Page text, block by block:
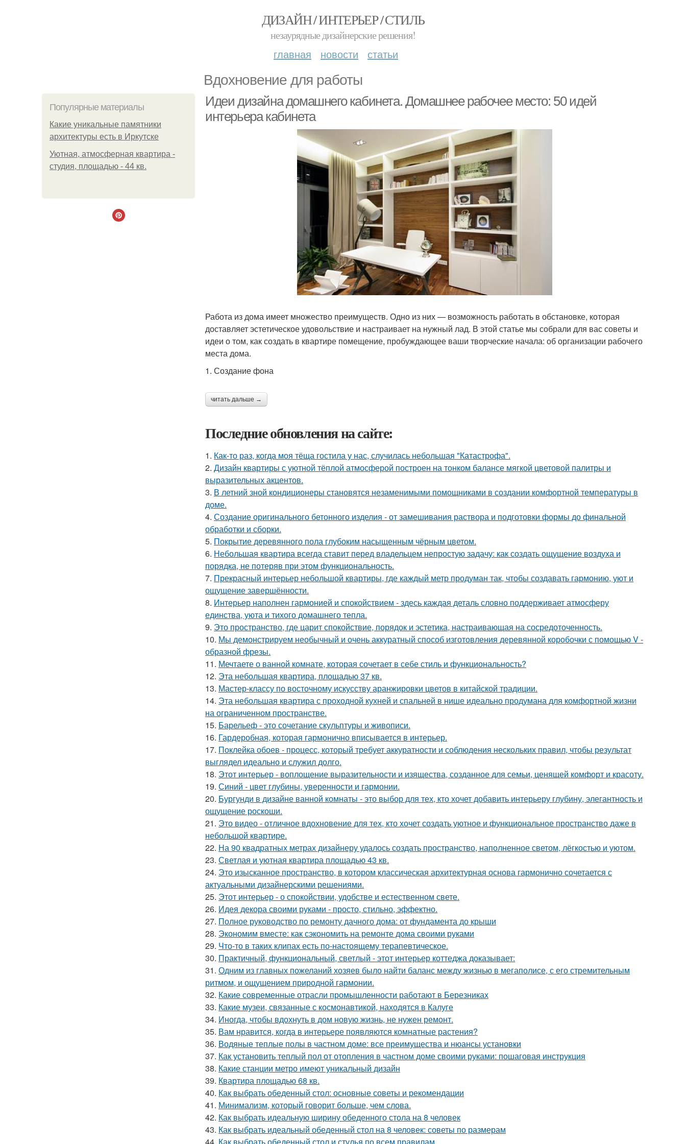
ДИЗАЙН / ИНТЕРЬЕР / СТИЛЬ
незаурядные дизайнерские решения!
главная новости статьи
Вдохновение для работы
Популярные материалы
Какие уникальные памятники
архитектуры есть в Иркутске
Уютная, атмосферная квартира -
студия, площадью - 44 кв.
Идеи дизайна домашнего кабинета. Домашнее рабочее место: 50 идей
интерьера кабинета
Работа из дома имеет множество преимуществ. Одно из них — возможность работать в обстановке, которая
доставляет эстетическое удовольствие и настраивает на нужный лад. В этой статье мы собрали для вас советы и
идеи о том, как создать в квартире помещение, пробуждающее ваши творческие начала: об организации рабочего
места дома.
1. Создание фона
читать дальше →
Последние обновления на сайте:
1. Как-то раз, когда моя тёща гостила у нас, случилась небольшая "Катастрофа".
2. Дизайн квартиры с уютной тёплой атмосферой построен на тонком балансе мягкой цветовой палитры и
выразительных акцентов.
3. В летний зной кондиционеры становятся незаменимыми помощниками в создании комфортной температуры в
доме.
4. Создание оригинального бетонного изделия - от замешивания раствора и подготовки формы до финальной
обработки и сборки.
5. Покрытие деревянного пола глубоким насыщенным чёрным цветом.
6. Небольшая квартира всегда ставит перед владельцем непростую задачу: как создать ощущение воздуха и
порядка, не потеряв при этом функциональность.
7. Прекрасный интерьер небольшой квартиры, где каждый метр продуман так, чтобы создавать гармонию, уют и
ощущение завершённости.
8. Интерьер наполнен гармонией и спокойствием - здесь каждая деталь словно поддерживает атмосферу
единства, уюта и тихого домашнего тепла.
9. Это пространство, где царит спокойствие, порядок и эстетика, настраивающая на сосредоточенность.
10. Мы демонстрируем необычный и очень аккуратный способ изготовления деревянной коробочки с помощью V -
образной фрезы.
11. Мечтаете о ванной комнате, которая сочетает в себе стиль и функциональность?
12. Эта небольшая квартира, площадью 37 кв.
13. Мастер-классу по восточному искусству аранжировки цветов в китайской традиции.
14. Эта небольшая квартира с проходной кухней и спальней в нише идеально продумана для комфортной жизни
на ограниченном пространстве.
15. Барельеф - это сочетание скульптуры и живописи.
16. Гардеробная, которая гармонично вписывается в интерьер.
17. Поклейка обоев - процесс, который требует аккуратности и соблюдения нескольких правил, чтобы результат
выглядел идеально и служил долго.
18. Этот интерьер - воплощение выразительности и изящества, созданное для семьи, ценящей комфорт и красоту.
19. Синий - цвет глубины, уверенности и гармонии.
20. Бургунди в дизайне ванной комнаты - это выбор для тех, кто хочет добавить интерьеру глубину, элегантность и
ощущение роскоши.
21. Это видео - отличное вдохновение для тех, кто хочет создать уютное и функциональное пространство даже в
небольшой квартире.
22. На 90 квадратных метрах дизайнеру удалось создать пространство, наполненное светом, лёгкостью и уютом.
23. Светлая и уютная квартира площадью 43 кв.
24. Это изысканное пространство, в котором классическая архитектурная основа гармонично сочетается с
актуальными дизайнерскими решениями.
25. Этот интерьер - о спокойствии, удобстве и естественном свете.
26. Идея декора своими руками - просто, стильно, эффектно.
27. Полное руководство по ремонту дачного дома: от фундамента до крыши
28. Экономим вместе: как сэкономить на ремонте дома своими руками
29. Что-то в таких клипах есть по-настоящему терапевтическое.
30. Практичный, функциональный, светлый - этот интерьер коттеджа доказывает:
31. Одним из главных пожеланий хозяев было найти баланс между жизнью в мегаполисе, с его стремительным
ритмом, и ощущением природной гармонии.
32. Какие современные отрасли промышленности работают в Березниках
33. Какие музеи, связанные с космонавтикой, находятся в Калуге
34. Иногда, чтобы вдохнуть в дом новую жизнь, не нужен ремонт.
35. Вам нравится, когда в интерьере появляются комнатные растения?
36. Водяные теплые полы в частном доме: все преимущества и нюансы установки
37. Как установить теплый пол от отопления в частном доме своими руками: пошаговая инструкция
38. Какие станции метро имеют уникальный дизайн
39. Квартира площадью 68 кв.
40. Как выбрать обеденный стол: основные советы и рекомендации
41. Минимализм, который говорит больше, чем слова.
42. Как выбрать идеальную ширину обеденного стола на 8 человек
43. Как выбрать идеальный обеденный стол на 8 человек: советы по размерам